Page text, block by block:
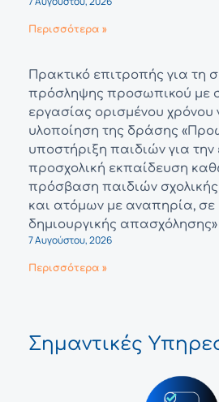
Περισσότερα »
Πρακτικό επιτροπής για τη
πρόσληψης προσωπικού με
εργασίας ορισμένου χρόνου
υλοποίηση της δράσης
υποστήριξη παιδιών για την
προσχολική εκπαίδευση
πρόσβαση παιδιών
και ατόμων με αναπηρία, σε
δημιουργικής απασχόλησης»
7 Αυγούστου, 2026
Περισσότερα »
Σημαντικές